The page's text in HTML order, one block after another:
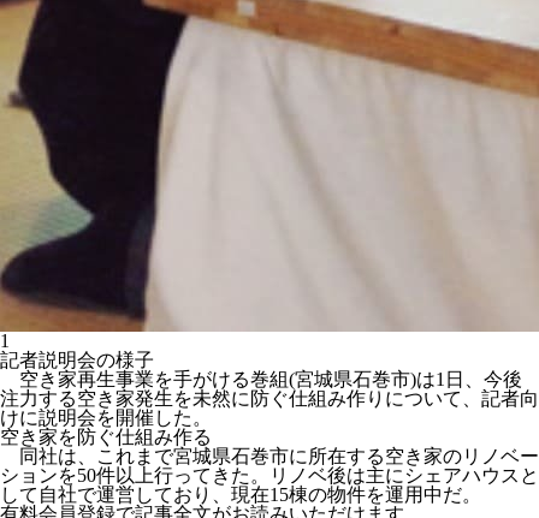
1
記者説明会の様子
空き家再生事業を手がける巻組(宮城県石巻市)は1日、今後
注力する空き家発生を未然に防ぐ仕組み作りについて、記者向
けに説明会を開催した。
空き家を防ぐ仕組み作る
同社は、これまで宮城県石巻市に所在する空き家のリノベー
ションを50件以上行ってきた。リノベ後は主にシェアハウスと
して自社で運営しており、現在15棟の物件を運用中だ。
有料会員登録で記事全文がお読みいただけます